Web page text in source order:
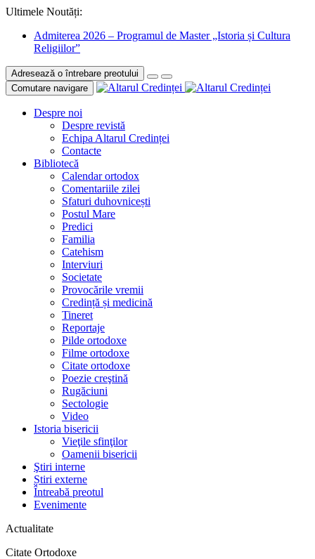
Ultimele Noutăți:
Admiterea 2026 – Programul de Master „Istoria și Cultura
Religiilor”
Adresează o întrebare preotului
Comutare navigare
Despre noi
Despre revistă
Echipa Altarul Credinței
Contacte
Bibliotecă
Calendar ortodox
Comentariile zilei
Sfaturi duhovnicești
Postul Mare
Predici
Familia
Catehism
Interviuri
Societate
Provocările vremii
Credință și medicină
Tineret
Reportaje
Pilde ortodoxe
Filme ortodoxe
Citate ortodoxe
Poezie creştină
Rugăciuni
Sectologie
Video
Istoria bisericii
Vieţile sfinţilor
Oamenii bisericii
Ştiri interne
Știri externe
Întreabă preotul
Evenimente
Actualitate
Citate Ortodoxe